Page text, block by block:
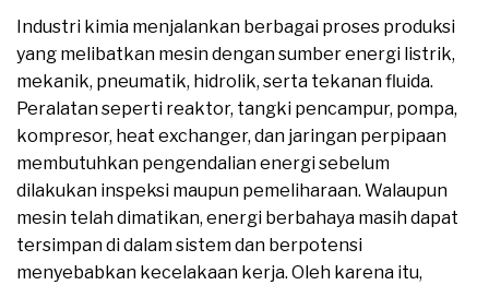
Industri kimia menjalankan berbagai proses produksi
yang melibatkan mesin dengan sumber energi listrik,
mekanik, pneumatik, hidrolik, serta tekanan fluida.
Peralatan seperti reaktor, tangki pencampur, pompa,
kompresor, heat exchanger, dan jaringan perpipaan
membutuhkan pengendalian energi sebelum
dilakukan inspeksi maupun pemeliharaan. Walaupun
mesin telah dimatikan, energi berbahaya masih dapat
tersimpan di dalam sistem dan berpotensi
menyebabkan kecelakaan kerja. Oleh karena itu,